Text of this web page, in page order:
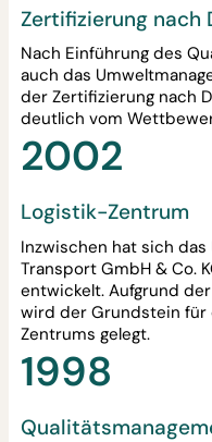
Zertifizierung nach
Nach Einführung des
auch das
der Zertifizierung nach
deutlich vom
2002
Logistik-Zentrum
Inzwischen hat sich
Transport GmbH & Co.
entwickelt. Aufgrund
wird der Grundstein für
Zentrums gelegt.
1998